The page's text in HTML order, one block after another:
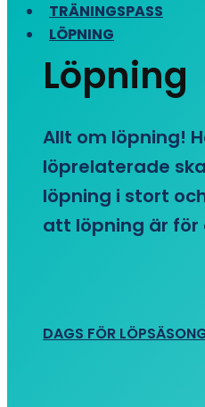
TRÄNINGSPASS
LÖPNING
Löpning
Allt om löpning!
löprelaterade
löpning i stort
att löpning är för
DAGS FÖR